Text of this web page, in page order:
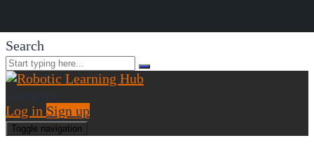
Search
Category
Log in Sign up
Toggle navigation